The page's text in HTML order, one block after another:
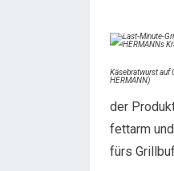
Käsebratwurst auf
HERMANN)
der
fettarm
fürs